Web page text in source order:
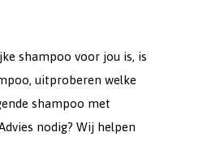
shampoo voor jou is, is
uitproberen welke
shampoo met
nodig? Wij helpen